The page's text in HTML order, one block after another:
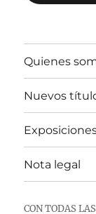
Quienes
Nuevos
Nota legal
CON TODAS